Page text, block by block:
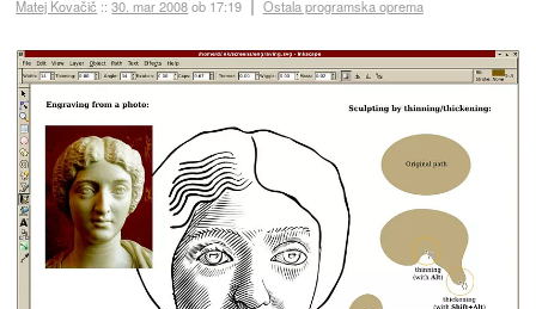
Matej Kovačič ::30. mar 2008ob 17:19 Ostala programska oprema